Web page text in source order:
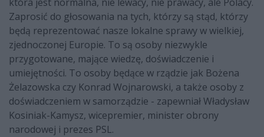
Zaprosić do głosowania na tych, którzy są stąd, którzy
będą reprezentować nasze lokalne sprawy w wielkiej,
zjednoczonej Europie. To są osoby niezwykle
przygotowane, mające wiedzę, doświadczenie i
umiejętności. To osoby będące w rządzie jak Bożena
Żelazowska czy Konrad Wojnarowski, a także osoby z
doświadczeniem w samorządzie - zapewniał Władysław
Kosiniak-Kamysz, wicepremier, minister obrony
narodowej i prezes PSL.